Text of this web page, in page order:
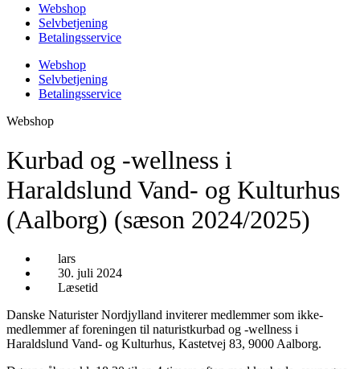
Webshop
Selvbetjening
Betalingsservice
Webshop
Selvbetjening
Betalingsservice
Webshop
Kurbad og -wellness i
Haraldslund Vand- og Kulturhus
(Aalborg) (sæson 2024/2025)
lars
30. juli 2024
Læsetid
Danske Naturister Nordjylland inviterer medlemmer som ikke-
medlemmer af foreningen til naturistkurbad og -wellness i
Haraldslund Vand- og Kulturhus, Kastetvej 83, 9000 Aalborg.